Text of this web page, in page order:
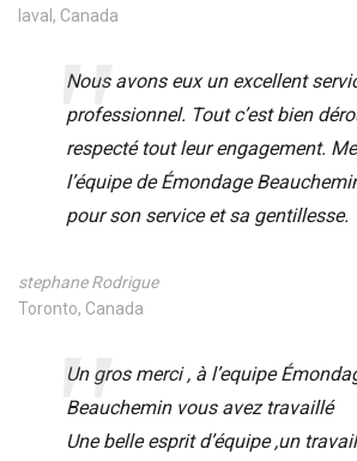
laval, Canada
Nous avons eux un excellent
professionnel. Tout c’est bien
respecté tout leur engagement.
l’équipe de Émondage
pour son service et sa gentillesse.
stephane Rodrigue
Toronto, Canada
Un gros merci , à l’equipe
Beauchemin vous avez travaillé
Une belle esprit d’équipe ,un